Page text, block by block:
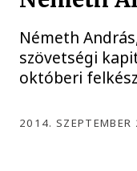
Németh
szövetségi
októberi
2014.